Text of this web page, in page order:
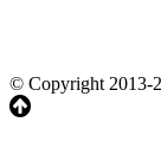
© Copyright 2013-